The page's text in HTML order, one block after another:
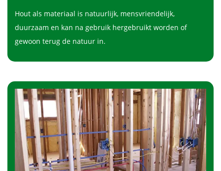
Hout als materiaal is natuurlijk, mensvriendelijk,
duurzaam en kan na gebruik hergebruikt worden of
gewoon terug de natuur in.